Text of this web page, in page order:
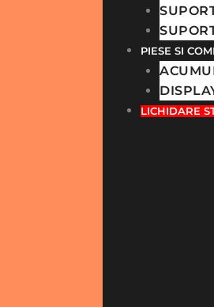
PIESE SI
LICHIDARE